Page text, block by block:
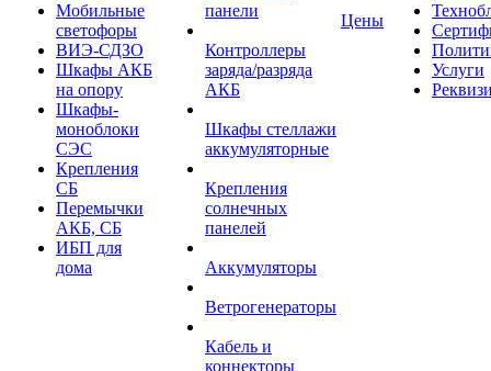
Мобильные
светофоры
ВИЭ-СДЗО
Шкафы АКБ
на опору
Шкафы-
моноблоки
СЭС
Крепления
СБ
Перемычки
АКБ, СБ
ИБП для
дома
панели
Контроллеры
заряда/разряда
АКБ
Шкафы стеллажи
аккумуляторные
Крепления
солнечных
панелей
Аккумуляторы
Ветрогенераторы
Кабель и
коннекторы
Цены
Услуги